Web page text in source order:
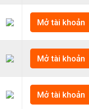
Mở tài khoản
Mở tài khoản
Mở tài khoản